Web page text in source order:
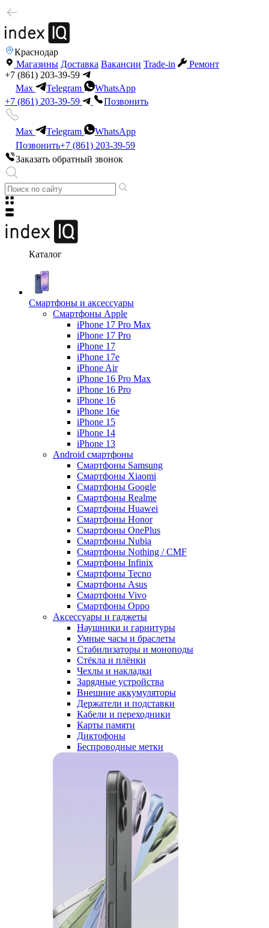
Краснодар
Магазины Доставка Вакансии Trade-in
Ремонт
+7 (861) 203-39-59
Max
Telegram
WhatsApp
+7 (861) 203-39-59
Позвонить
Max Telegram
WhatsApp
Позвонить+7 (861) 203-39-59
Заказать обратный звонок
Каталог
Смартфоны и аксессуары
Смартфоны Apple
iPhone 17 Pro Max
iPhone 17 Pro
iPhone 17
iPhone 17e
iPhone Air
iPhone 16 Pro Max
iPhone 16 Pro
iPhone 16
iPhone 16e
iPhone 15
iPhone 14
iPhone 13
Android cмартфоны
Смартфоны Samsung
Смартфоны Xiaomi
Смартфоны Google
Смартфоны Realme
Смартфоны Huawei
Смартфоны Honor
Смартфоны OnePlus
Смартфоны Nubia
Смартфоны Nothing / CMF
Смартфоны Infinix
Смартфоны Tecno
Смартфоны Asus
Смартфоны Vivo
Смартфоны Oppo
Аксессуары и гаджеты
Наушники и гарнитуры
Умные часы и браслеты
Стабилизаторы и моноподы
Стёкла и плёнки
Чехлы и накладки
Зарядные устройства
Внешние аккумуляторы
Держатели и подставки
Кабели и переходники
Карты памяти
Диктофоны
Беспроводные метки